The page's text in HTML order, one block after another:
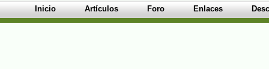
Inicio Artículos Foro Enlaces